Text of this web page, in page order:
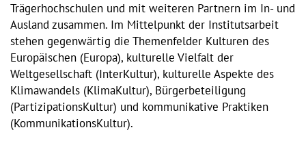
Trägerhochschulen und mit weiteren Partnern im In- und
Ausland zusammen. Im Mittelpunkt der Institutsarbeit
stehen gegenwärtig die Themenfelder Kulturen des
Europäischen (Europa), kulturelle Vielfalt der
Weltgesellschaft (InterKultur), kulturelle Aspekte des
Klimawandels (KlimaKultur), Bürgerbeteiligung
(PartizipationsKultur) und kommunikative Praktiken
(KommunikationsKultur).